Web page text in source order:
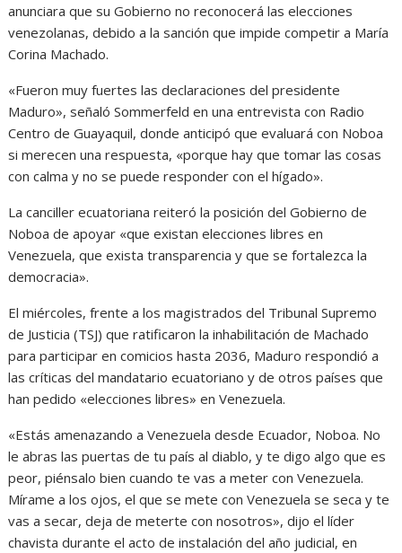
anunciara que su Gobierno no reconocerá las elecciones
venezolanas, debido a la sanción que impide competir a María
Corina Machado.
«Fueron muy fuertes las declaraciones del presidente
Maduro», señaló Sommerfeld en una entrevista con Radio
Centro de Guayaquil, donde anticipó que evaluará con Noboa
si merecen una respuesta, «porque hay que tomar las cosas
con calma y no se puede responder con el hígado».
La canciller ecuatoriana reiteró la posición del Gobierno de
Noboa de apoyar «que existan elecciones libres en
Venezuela, que exista transparencia y que se fortalezca la
democracia».
El miércoles, frente a los magistrados del Tribunal Supremo
de Justicia (TSJ) que ratificaron la inhabilitación de Machado
para participar en comicios hasta 2036, Maduro respondió a
las críticas del mandatario ecuatoriano y de otros países que
han pedido «elecciones libres» en Venezuela.
«Estás amenazando a Venezuela desde Ecuador, Noboa. No
le abras las puertas de tu país al diablo, y te digo algo que es
peor, piénsalo bien cuando te vas a meter con Venezuela.
Mírame a los ojos, el que se mete con Venezuela se seca y te
vas a secar, deja de meterte con nosotros», dijo el líder
chavista durante el acto de instalación del año judicial, en